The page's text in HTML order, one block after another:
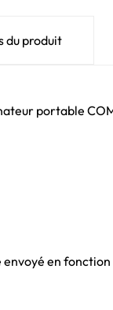
du produit
portable
en